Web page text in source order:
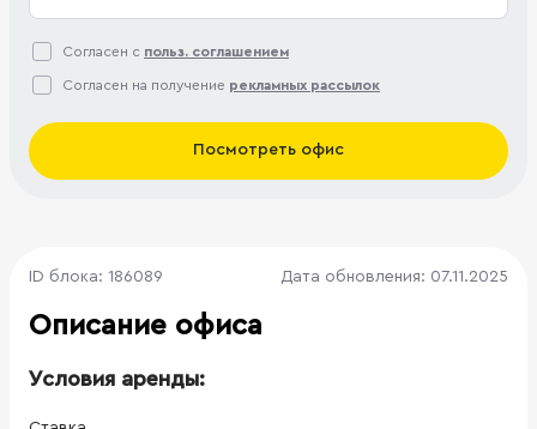
Согласен с польз. соглашением
Согласен на получение рекламных рассылок
Посмотреть офис
ID блока: 186089 Дата обновления: 07.11.2025
Описание офиса
Условия аренды: